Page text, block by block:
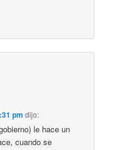
pm dijo:
le hace un
cuando se